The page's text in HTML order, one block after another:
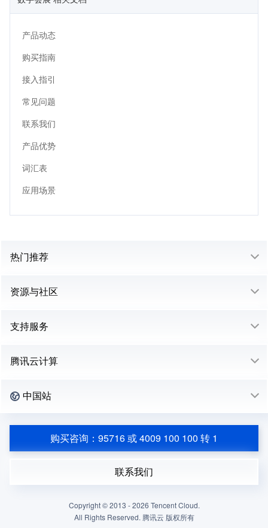
产品动态
购买指南
接入指引
常见问题
联系我们
产品优势
词汇表
应用场景
热门推荐
资源与社区
支持服务
腾讯云计算
中国站
购买咨询：95716 或 4009 100 100 转 1
联系我们
Copyright © 2013 -2026 Tencent Cloud.
All Rights Reserved. 腾讯云 版权所有